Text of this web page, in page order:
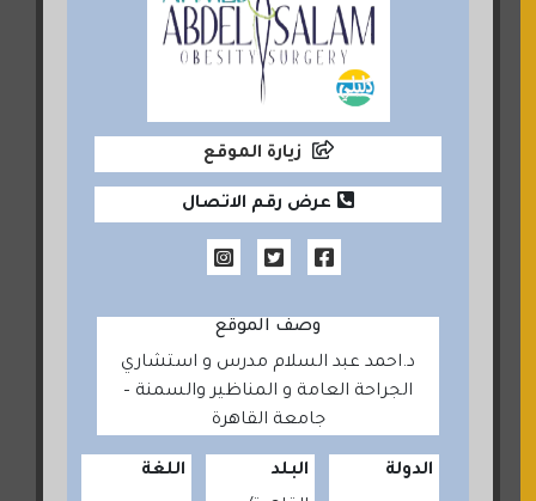
زيارة الموقع
عرض رقم الاتصال
وصف الموقع
د.احمد عبد السلام مدرس و استشاري
الجراحة العامة و المناظير والسمنة –
جامعة القاهرة
الدولة
البلد
اللغة